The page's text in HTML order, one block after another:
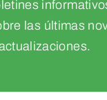
las últimas